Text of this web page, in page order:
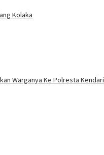
Kolaka
Warganya Ke Polresta Kendari